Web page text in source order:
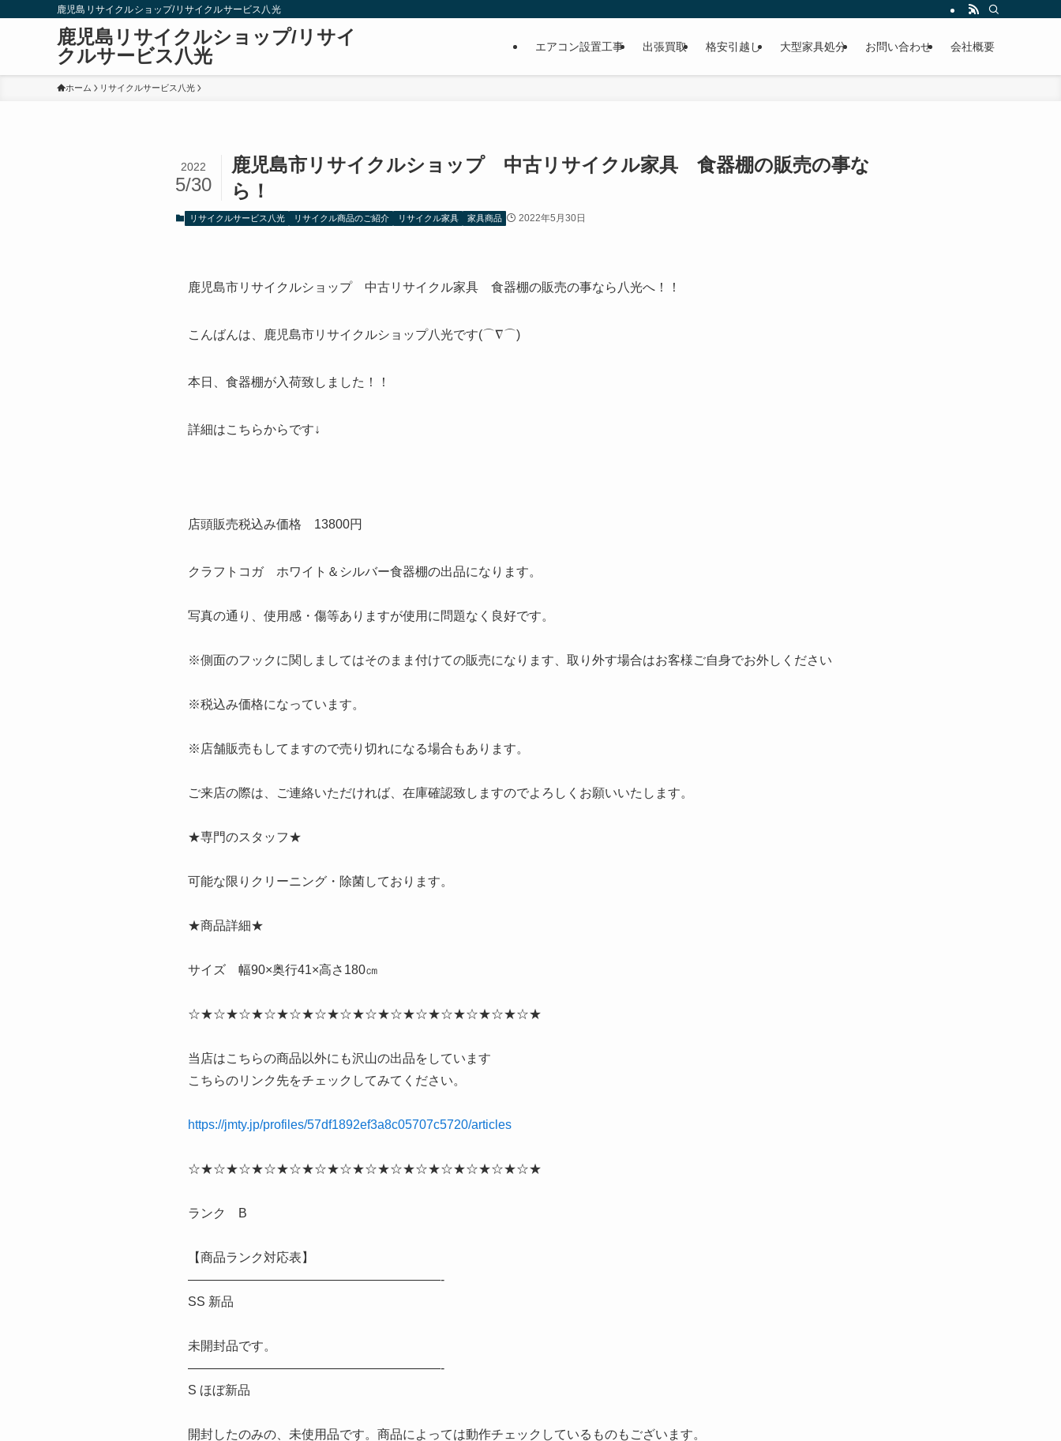
鹿児島リサイクルショップ/リサイクルサービス八光
鹿児島リサイクルショップ/リサイ
クルサービス八光
エアコン設置工事 出張買取 格安引越し 大型家具処分 お問い合わせ 会社概要
ホーム リサイクルサービス八光
鹿児島市リサイクルショップ 中古リサイクル家具 食器棚の販売の事な
ら！
2022
5/30
リサイクルサービス八光 リサイクル商品のご紹介 リサイクル家具 家具商品 2022年5月30日
鹿児島市リサイクルショップ 中古リサイクル家具 食器棚の販売の事なら八光へ！！
こんばんは、鹿児島市リサイクルショップ八光です(⌒∇⌒)
本日、食器棚が入荷致しました！！
詳細はこちらからです↓
店頭販売税込み価格 13800円
クラフトコガ ホワイト＆シルバー食器棚の出品になります。
写真の通り、使用感・傷等ありますが使用に問題なく良好です。
※側面のフックに関しましてはそのまま付けての販売になります、取り外す場合はお客様ご自身でお外しください
※税込み価格になっています。
※店舗販売もしてますので売り切れになる場合もあります。
ご来店の際は、ご連絡いただければ、在庫確認致しますのでよろしくお願いいたします。
★専門のスタッフ★
可能な限りクリーニング・除菌しております。
★商品詳細★
サイズ 幅90×奥行41×高さ180㎝
☆★☆★☆★☆★☆★☆★☆★☆★☆★☆★☆★☆★☆★☆★
当店はこちらの商品以外にも沢山の出品をしています
こちらのリンク先をチェックしてみてください。
https://jmty.jp/profiles/57df1892ef3a8c05707c5720/articles
☆★☆★☆★☆★☆★☆★☆★☆★☆★☆★☆★☆★☆★☆★
ランク B
【商品ランク対応表】
————————————————————-
SS 新品
未開封品です。
————————————————————-
S ほぼ新品
開封したのみの、未使用品です。商品によっては動作チェックしているものもございます。